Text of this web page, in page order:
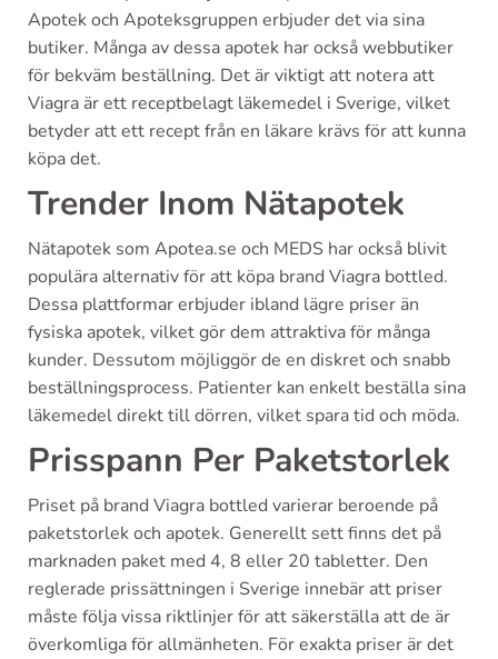
Apotek och Apoteksgruppen erbjuder det via sina
butiker. Många av dessa apotek har också webbutiker
för bekväm beställning. Det är viktigt att notera att
Viagra är ett receptbelagt läkemedel i Sverige, vilket
betyder att ett recept från en läkare krävs för att kunna
köpa det.
Trender Inom Nätapotek
Nätapotek som Apotea.se och MEDS har också blivit
populära alternativ för att köpa brand Viagra bottled.
Dessa plattformar erbjuder ibland lägre priser än
fysiska apotek, vilket gör dem attraktiva för många
kunder. Dessutom möjliggör de en diskret och snabb
beställningsprocess. Patienter kan enkelt beställa sina
läkemedel direkt till dörren, vilket spara tid och möda.
Prisspann Per Paketstorlek
Priset på brand Viagra bottled varierar beroende på
paketstorlek och apotek. Generellt sett finns det på
marknaden paket med 4, 8 eller 20 tabletter. Den
reglerade prissättningen i Sverige innebär att priser
måste följa vissa riktlinjer för att säkerställa att de är
överkomliga för allmänheten. För exakta priser är det